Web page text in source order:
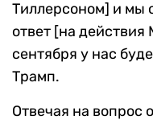
Тиллерсоном] и мы
ответ [на
сентября у нас
Трамп.
Отвечая на вопрос